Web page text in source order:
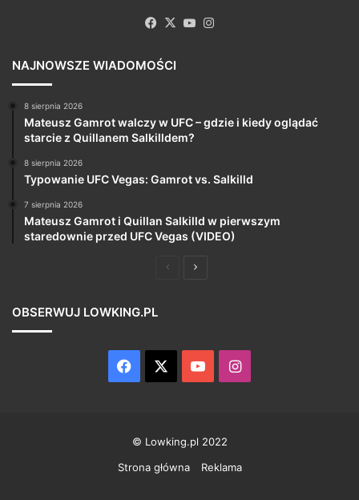
Facebook
X YouTube
NAJNOWSZE WIADOMOŚCI
8 sierpnia 2026
Mateusz Gamrot walczy w UFC – gdzie i kiedy oglądać
starcie z Quillanem Salkilldem?
8 sierpnia 2026
Typowanie UFC Vegas: Gamrot vs. Salkilld
7 sierpnia 2026
Mateusz Gamrot i Quillan Salkilld w pierwszym
staredownie przed UFC Vegas (VIDEO)
PoprzedniaNastępna
OBSERWUJ LOWKING.PL
Facebook YouTubeInstagram
© Lowking.pl 2022
Strona główna
Reklama